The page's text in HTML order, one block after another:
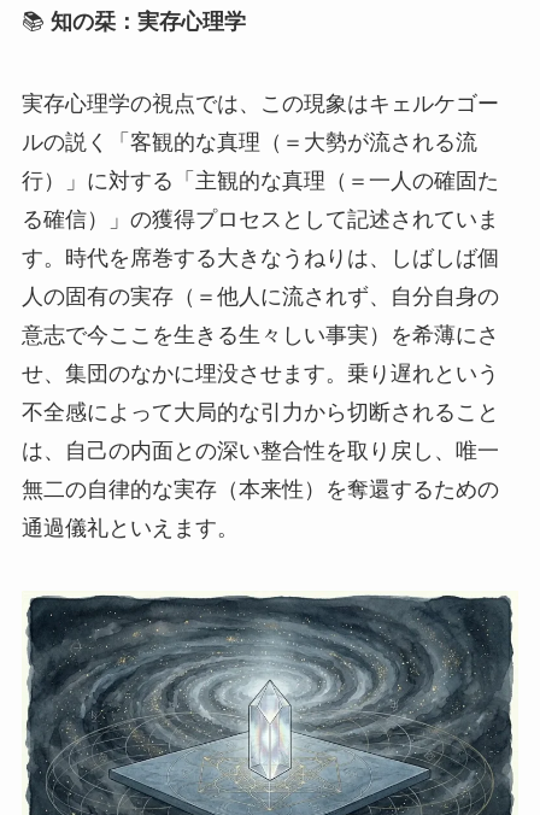
📚 知の栞：実存心理学
実存心理学の視点では、この現象はキェルケゴー
ルの説く「客観的な真理（＝大勢が流される流
行）」に対する「主観的な真理（＝一人の確固た
る確信）」の獲得プロセスとして記述されていま
す。時代を席巻する大きなうねりは、しばしば個
人の固有の実存（＝他人に流されず、自分自身の
意志で今ここを生きる生々しい事実）を希薄にさ
せ、集団のなかに埋没させます。乗り遅れという
不全感によって大局的な引力から切断されること
は、自己の内面との深い整合性を取り戻し、唯一
無二の自律的な実存（本来性）を奪還するための
通過儀礼といえます。